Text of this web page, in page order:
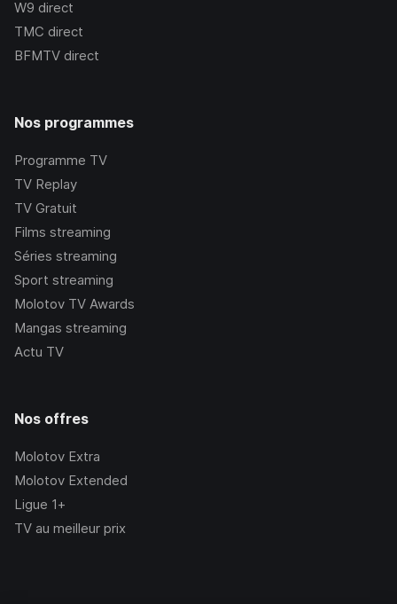
W9 direct
TMC direct
BFMTV direct
Nos programmes
Programme TV
TV Replay
TV Gratuit
Films streaming
Séries streaming
Sport streaming
Molotov TV Awards
Mangas streaming
Actu TV
Nos offres
Molotov Extra
Molotov Extended
Ligue 1+
TV au meilleur prix